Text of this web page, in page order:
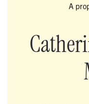
A